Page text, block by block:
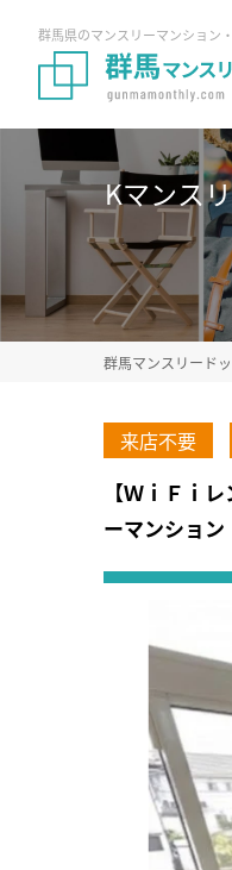
群馬県のマンスリーマンション
Kマンス
群馬マンスリード
来店不要
【ＷｉＦｉ
ーマンショ